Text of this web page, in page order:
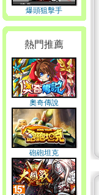
爆頭狙擊手
熱門推薦
奧奇傳說
砲砲坦克